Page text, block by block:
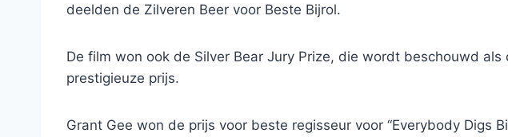
deelden de Zilveren Beer voor Beste Bijrol.
De film won ook de Silver Bear Jury Prize, die wordt beschouwd
prestigieuze prijs.
Grant Gee won de prijs voor beste regisseur voor “Everybody Digs